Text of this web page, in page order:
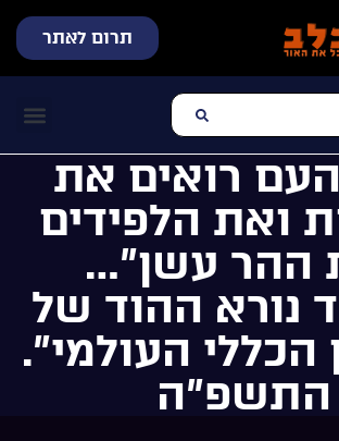
תרום לאתר
העם רואים את
ואת הלפידים
ההר עשן”…
נורא ההוד של
הכללי העולמי”.
התשפ”ה